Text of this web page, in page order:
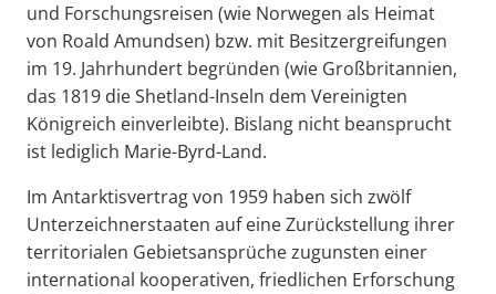
und Forschungsreisen (wie Norwegen als Heimat
von Roald Amundsen) bzw. mit Besitzergreifungen
im 19. Jahrhundert begründen (wie Großbritannien,
das 1819 die Shetland-Inseln dem Vereinigten
Königreich einverleibte). Bislang nicht beansprucht
ist lediglich Marie-Byrd-Land.
Im Antarktisvertrag von 1959 haben sich zwölf
Unterzeichnerstaaten auf eine Zurückstellung ihrer
territorialen Gebietsansprüche zugunsten einer
international kooperativen, friedlichen Erforschung